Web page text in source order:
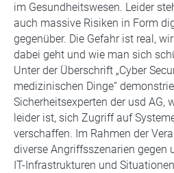
im Gesundheitswesen. Leider
auch massive Risiken in Form
gegenüber. Die Gefahr ist real,
dabei geht und wie man sich
Unter der Überschrift „Cyber
medizinischen Dinge“
Sicherheitsexperten der usd AG,
leider ist, sich Zugriff auf
verschaffen. Im Rahmen der
diverse Angriffsszenarien gegen
IT-Infrastrukturen und